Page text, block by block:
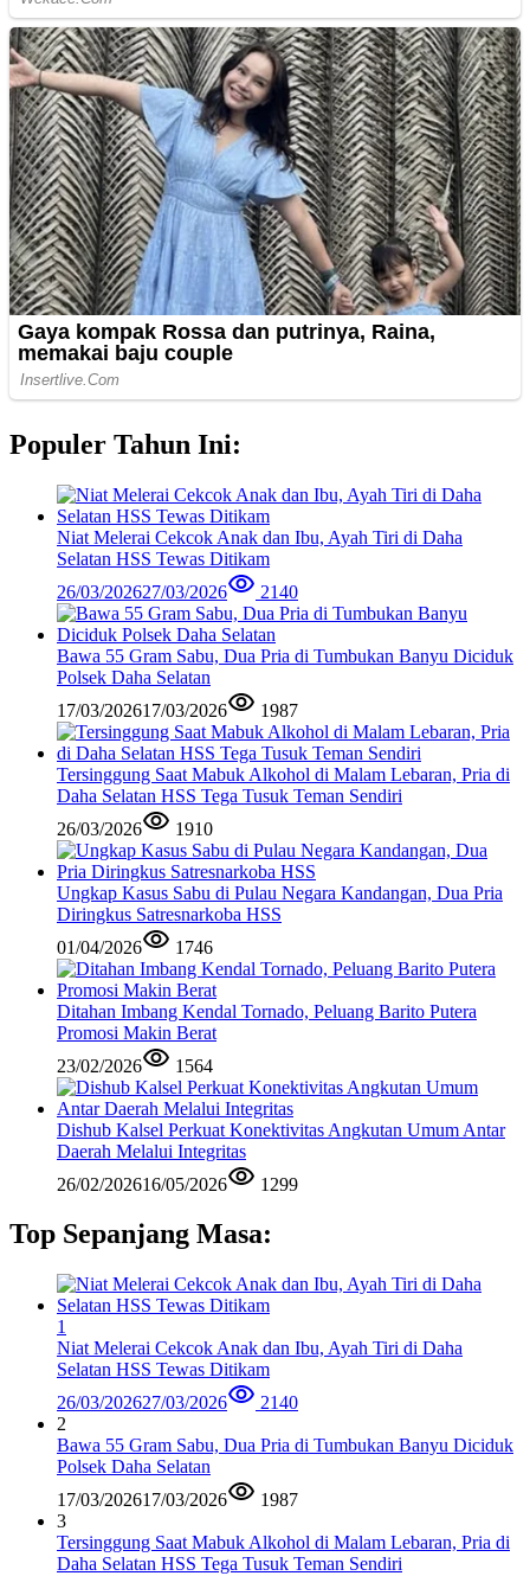
Populer Tahun Ini:
Niat Melerai Cekcok Anak dan Ibu, Ayah Tiri di Daha
Selatan HSS Tewas Ditikam
26/03/202627/03/2026 2140
Bawa 55 Gram Sabu, Dua Pria di Tumbukan Banyu Diciduk
Polsek Daha Selatan
17/03/202617/03/2026 1987
Tersinggung Saat Mabuk Alkohol di Malam Lebaran, Pria di
Daha Selatan HSS Tega Tusuk Teman Sendiri
26/03/2026
1910
Ungkap Kasus Sabu di Pulau Negara Kandangan, Dua Pria
Diringkus Satresnarkoba HSS
01/04/2026
1746
Ditahan Imbang Kendal Tornado, Peluang Barito Putera
Promosi Makin Berat
23/02/2026
1564
Dishub Kalsel Perkuat Konektivitas Angkutan Umum Antar
Daerah Melalui Integritas
26/02/202616/05/2026 1299
Top Sepanjang Masa:
1
Niat Melerai Cekcok Anak dan Ibu, Ayah Tiri di Daha
Selatan HSS Tewas Ditikam
26/03/202627/03/2026
2140
2
Bawa 55 Gram Sabu, Dua Pria di Tumbukan Banyu Diciduk
Polsek Daha Selatan
17/03/202617/03/2026
1987
3
Tersinggung Saat Mabuk Alkohol di Malam Lebaran, Pria di
Daha Selatan HSS Tega Tusuk Teman Sendiri